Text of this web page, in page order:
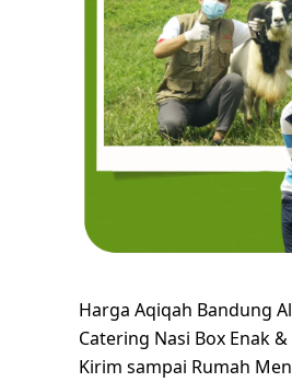
Harga Aqiqah Bandung
Catering Nasi Box Enak
Kirim sampai Rumah